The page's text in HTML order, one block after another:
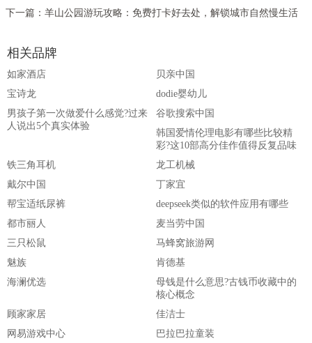
下一篇： 羊山公园游玩攻略：免费打卡好去处，解锁城市自然慢生活
相关品牌
如家酒店
贝亲中国
宝诗龙
dodie婴幼儿
男孩子第一次做爱什么感觉?过来
人说出5个真实体验
谷歌搜索中国
韩国爱情伦理电影有哪些比较精
彩?这10部高分佳作值得反复品味
铁三角耳机
龙工机械
戴尔中国
丁家宜
帮宝适纸尿裤
deepseek类似的软件应用有哪些
都市丽人
麦当劳中国
三只松鼠
马蜂窝旅游网
魅族
肯德基
海澜优选
母钱是什么意思?古钱币收藏中的
核心概念
顾家家居
佳洁士
网易游戏中心
巴拉巴拉童装